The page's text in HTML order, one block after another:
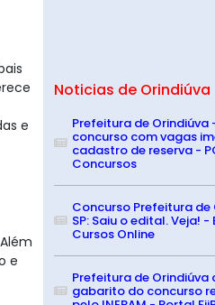
e
e
Noticias de Orindiúva
Prefeitura de Orindiúva
concurso com vagas
cadastro de reserva -
Concursos
Concurso Prefeitura de
SP: Saiu o edital. Veja! -
Cursos Online
Prefeitura de Orindiúva
gabarito do concurso